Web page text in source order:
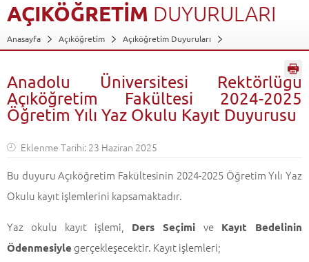
AÇIKÖĞRETİM DUYURULARI
Anasayfa Açıköğretim
Açıköğretim Duyuruları
Geri Dön
Anadolu Üniversitesi Rektörlüğü
Açıköğretim Fakültesi 2024-2025
Öğretim Yılı Yaz Okulu Kayıt Duyurusu
Eklenme Tarihi: 23 Haziran 2025
Bu duyuru Açıköğretim Fakültesinin 2024-2025 Öğretim Yılı Yaz
Okulu kayıt işlemlerini kapsamaktadır.
Yaz okulu kayıt işlemi, Ders Seçimi ve Kayıt Bedelinin
Ödenmesiyle gerçekleşecektir. Kayıt işlemleri;